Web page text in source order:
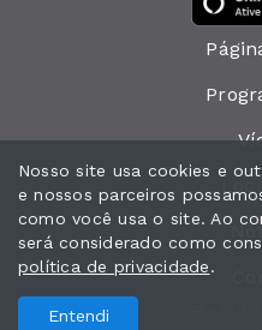
Nosso site usa cookies e
e nossos parceiros
como você usa o site. Ao
será considerado como
política de privacidade.
Entendi